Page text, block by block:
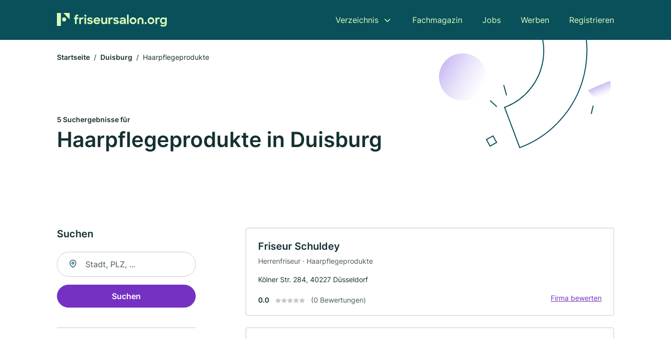
Verzeichnis Fachmagazin Jobs Werben Registrieren
Startseite Duisburg Haarpflegeprodukte
5 Suchergebnisse für
Haarpflegeprodukte in Duisburg
Suchen
Suche nach Ort
Suchen
Friseur Schuldey
Herrenfriseur · Haarpflegeprodukte
Kölner Str. 284, 40227 Düsseldorf
0.0 (0 Bewertungen) Firma bewerten